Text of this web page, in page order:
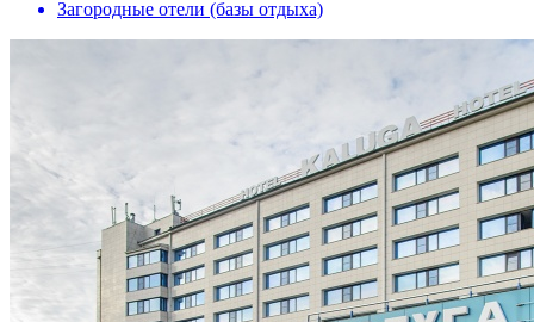
Загородные отели (базы отдыха)